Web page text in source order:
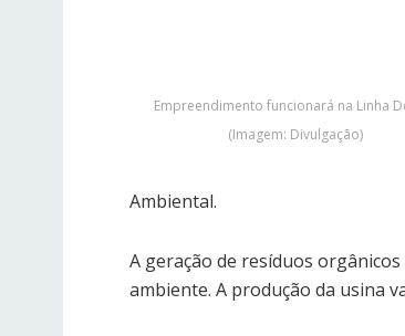
Empreendimento funcionará na Linha
(Imagem: Divulgação)
Ambiental.
A geração de resíduos
ambiente. A produção da usina